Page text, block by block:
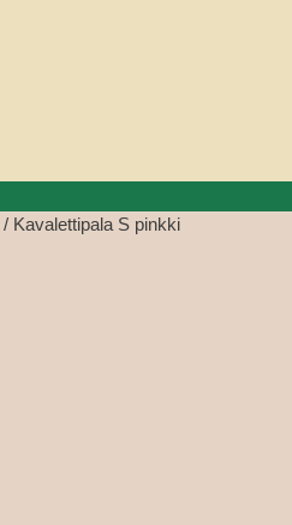
/ Kavalettipala S pinkki